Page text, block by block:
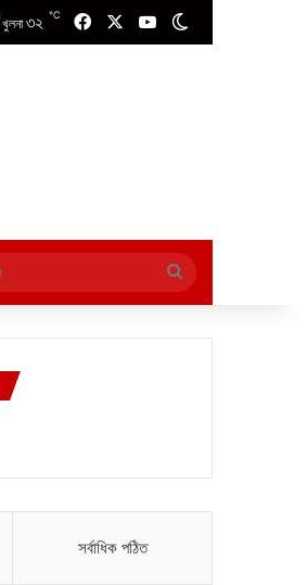
খুলনা ৩২ ℃ FacebookYouTube
এখানে
খুঁজুন
সর্বাধিক পঠিত